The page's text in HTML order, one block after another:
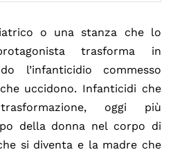
o una stanza che lo
trasforma in
l’infanticidio commesso
uccidono. Infanticidi che
oggi più
della donna nel corpo di
si diventa e la madre che